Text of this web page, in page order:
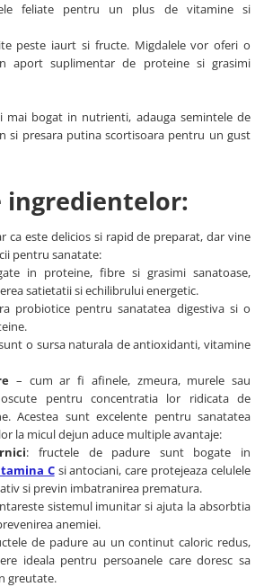
si Jeleuri
samburi
mirodenii
feliate pentru un plus de vitamine si
peste iaurt si fructe. Migdalele vor oferi o
aport suplimentar de proteine si grasimi
mai bogat in nutrienti, adauga semintele de
si presara putina scortisoara pentru un gust
ingredientelor:
ca este delicios si rapid de preparat, dar vine
pentru sanatate:
in proteine, fibre si grasimi sanatoase,
satietatii si echilibrului energetic.
probiotice pentru sanatatea digestiva si o
o sursa naturala de antioxidanti, vitamine
– cum ar fi afinele, zmeura, murele sau
pentru concentratia lor ridicata de
Acestea sunt excelente pentru sanatatea
la micul dejun aduce multiple avantaje:
: fructele de padure sunt bogate in
Csi antociani, care protejeaza celulele
si previn imbatranirea prematura.
sistemul imunitar si ajuta la absorbtia
anemiei.
de padure au un continut caloric redus,
ideala pentru persoanele care doresc sa
greutate.